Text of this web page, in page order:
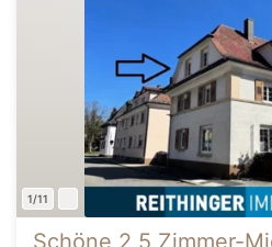
1/11
Schöne 2,5 Zimmer-